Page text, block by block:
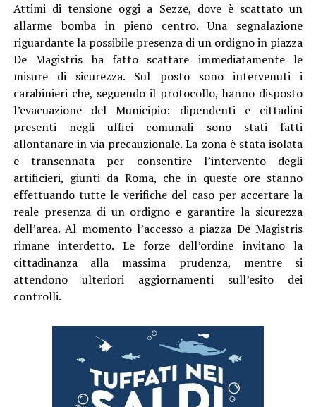
Attimi di tensione oggi a Sezze, dove è scattato un
allarme bomba in pieno centro. Una segnalazione
riguardante la possibile presenza di un ordigno in piazza
De Magistris ha fatto scattare immediatamente le
misure di sicurezza. Sul posto sono intervenuti i
carabinieri che, seguendo il protocollo, hanno disposto
l’evacuazione del Municipio: dipendenti e cittadini
presenti negli uffici comunali sono stati fatti
allontanare in via precauzionale. La zona è stata isolata
e transennata per consentire l’intervento degli
artificieri, giunti da Roma, che in queste ore stanno
effettuando tutte le verifiche del caso per accertare la
reale presenza di un ordigno e garantire la sicurezza
dell’area. Al momento l’accesso a piazza De Magistris
rimane interdetto. Le forze dell’ordine invitano la
cittadinanza alla massima prudenza, mentre si
attendono ulteriori aggiornamenti sull’esito dei
controlli.